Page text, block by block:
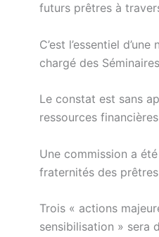
futurs prêtres à
C’est l’essentiel
chargé des
Le constat est sans
ressources
Une commission a
fraternités des
Trois « actions
sensibilisation » sera